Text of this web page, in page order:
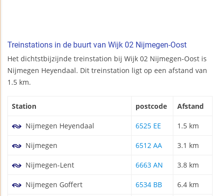
Treinstations in de buurt van Wijk 02 Nijmegen-Oost
Het dichtstbijzijnde treinstation bij Wijk 02 Nijmegen-Oost is
Nijmegen Heyendaal. Dit treinstation ligt op een afstand van
1.5 km.
Station postcode Afstand
Nijmegen Heyendaal 6525 EE 1.5 km
Nijmegen 6512 AA 3.1 km
Nijmegen-Lent 6663 AN 3.8 km
Nijmegen Goffert 6534 BB 6.4 km